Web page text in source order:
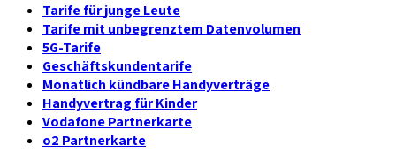
Tarife für junge Leute
Tarife mit unbegrenztem Datenvolumen
5G-Tarife
Geschäftskundentarife
Monatlich kündbare Handyverträge
Handyvertrag für Kinder
Vodafone Partnerkarte
o2 Partnerkarte